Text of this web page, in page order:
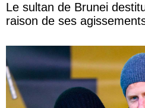
Le sultan de Brunei
raison de ses